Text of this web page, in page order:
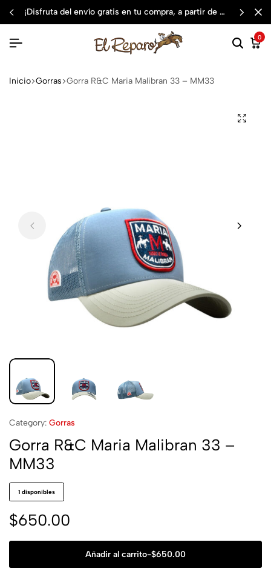
¡disfruta del envío gratis en tu compra, a partir de $3,000 mxn
0
Inicio Gorras Gorra R&C Maria Malibran 33 – MM33
Category: Gorras
Gorra R&C Maria Malibran 33 –
MM33
1 disponibles
$650.00
Añadir al carrito-$650.00